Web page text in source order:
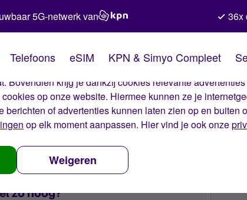
van Simyo
onze website. Met deze cookies zorgen wij ervoor dat je
Bovendien krijg je dankzij cookies relevante
op onze website. Hiermee kunnen ze je
berichten of advertenties kunnen laten zien op en buiten
op elk moment aanpassen. Hier vind je ook onze
Weigeren
5G-netwerk van 36x
Telefoons eSIM KPN & Simyo Compleet
zo hoog?